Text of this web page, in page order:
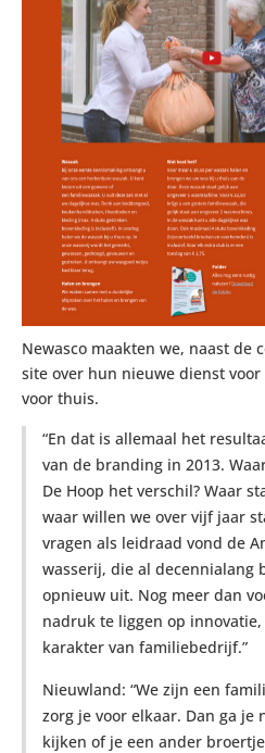
Newasco maakten we, naast de
site over hun nieuwe dienst
voor thuis.
“En dat is allemaal het
van de branding in 2013.
De Hoop het verschil? Waar
waar willen we over vijf jaar
vragen als leidraad vond de
wasserij, die al decennialang
opnieuw uit. Nog meer dan
nadruk te liggen op
karakter van familiebedrijf.”
Nieuwland: “We zijn een
zorg je voor elkaar. Dan ga je
kijken of je een ander